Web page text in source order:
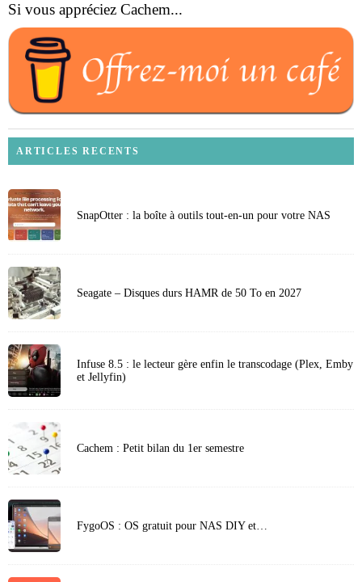
Si vous appréciez Cachem...
ARTICLES RECENTS
SnapOtter : la boîte à outils tout-en-un pour votre NAS
Seagate – Disques durs HAMR de 50 To en 2027
Infuse 8.5 : le lecteur gère enfin le transcodage (Plex, Emby
et Jellyfin)
Cachem : Petit bilan du 1er semestre
FygoOS : OS gratuit pour NAS DIY et…